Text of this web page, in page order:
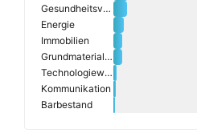
Gesundheitsversorgung
Energie
Immobilien
Grundmaterialien
Technologiewerte
Kommunikation
Barbestand